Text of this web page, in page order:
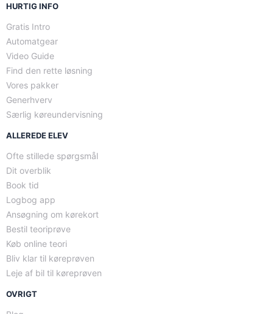
HURTIG INFO
Gratis Intro
Automatgear
Video Guide
Find den rette løsning
Vores pakker
Generhverv
Særlig køreundervisning
ALLEREDE ELEV
Ofte stillede spørgsmål
Dit overblik
Book tid
Logbog app
Ansøgning om kørekort
Bestil teoriprøve
Køb online teori
Bliv klar til køreprøven
Leje af bil til køreprøven
OVRIGT